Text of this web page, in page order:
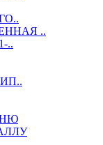
..
..